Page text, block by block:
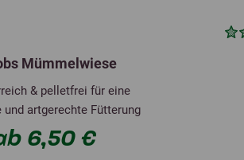
Mümmelwiese
& pelletfrei für eine
und artgerechte Fütterung
6,50 €